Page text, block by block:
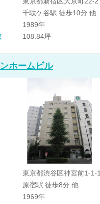
千駄ケ谷駅 徒歩10分 他
1989年
108.84坪
ホームビル
東京都渋谷区神宮前1-1-1
原宿駅 徒歩8分 他
1969年